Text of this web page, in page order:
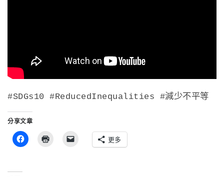
#SDGs10 #ReducedInequalities #減少不平等
分享文章
更多